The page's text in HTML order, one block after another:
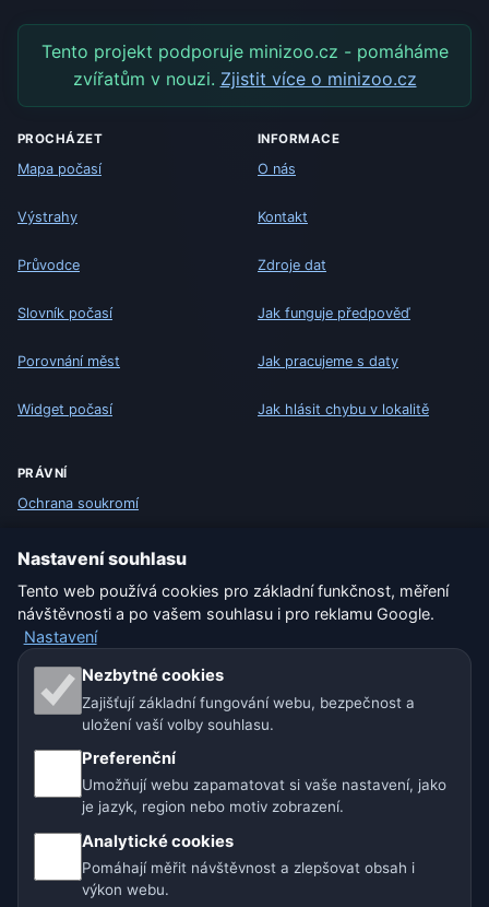
Tento projekt podporuje minizoo.cz - pomáháme
zvířatům v nouzi. Zjistit více o minizoo.cz
PROCHÁZET
Mapa počasí
Výstrahy
Průvodce
Slovník počasí
Porovnání měst
Widget počasí
INFORMACE
O nás
Kontakt
Zdroje dat
Jak funguje předpověď
Jak pracujeme s daty
Jak hlásit chybu v lokalitě
PRÁVNÍ
Ochrana soukromí
Cookies
Podmínky užívání
Vyloučení odpovědnosti
Pomáháme zvířatům
Nastavení
Naše weby o počasí:
Nastavení souhlasu
Tento web používá cookies pro základní funkčnost, měření
návštěvnosti a po vašem souhlasu i pro reklamu Google.
Nastavení
Nezbytné cookies
Zajišťují základní fungování webu, bezpečnost a
uložení vaší volby souhlasu.
Preferenční
Umožňují webu zapamatovat si vaše nastavení, jako
je jazyk, region nebo motiv zobrazení.
Analytické cookies
Pomáhají měřit návštěvnost a zlepšovat obsah i
výkon webu.